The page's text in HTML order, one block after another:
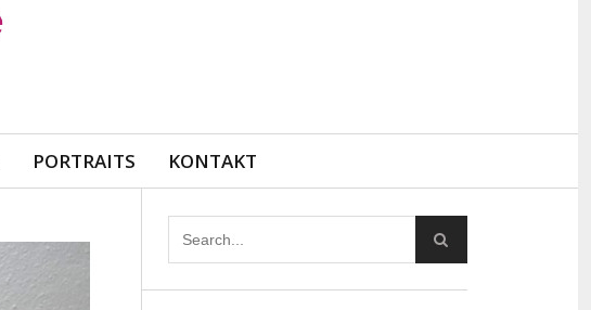
PORTRAITS KONTAKT